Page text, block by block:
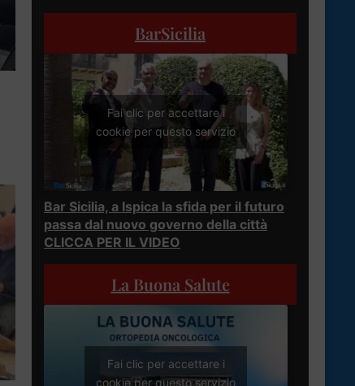
BarSicilia
Fai clic per accettare i
cookie per questo servizio
Bar Sicilia, a Ispica la sfida per il futuro
passa dal nuovo governo della città
CLICCA PER IL VIDEO
La Buona Salute
Fai clic per accettare i
cookie per questo servizio